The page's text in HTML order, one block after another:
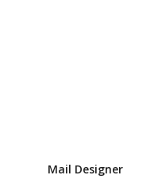
Mail Designer